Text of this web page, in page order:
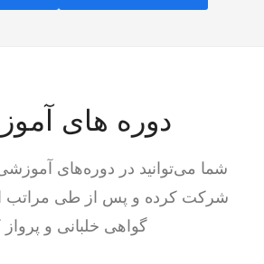
دوره های
شما می‌توانید در دوره‌های
شرکت کرده و پس از طی مراتب
گواهی خلبانی و پرواز